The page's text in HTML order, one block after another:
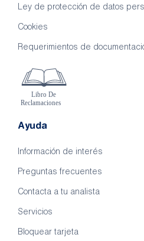
Ley de protección de datos
Cookies
Requerimientos de
Ayuda
Información de interés
Preguntas frecuentes
Contacta a tu analista
Servicios
Bloquear tarjeta